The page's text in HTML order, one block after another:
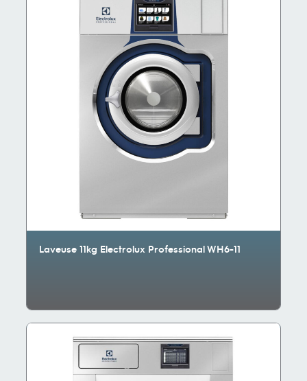
Laveuse 11kg Electrolux Professional WH6-11